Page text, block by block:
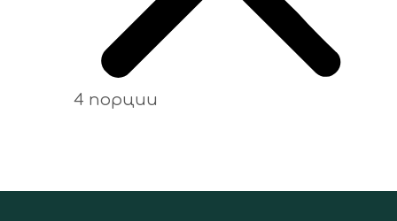
4 порции